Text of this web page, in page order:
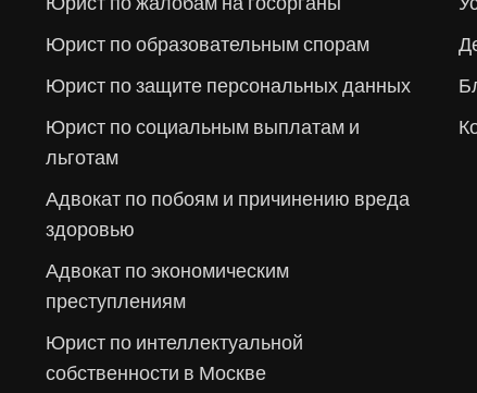
Юрист по образовательным спорам
Юрист по защите персональных данных
Юрист по социальным выплатам и
льготам
Адвокат по побоям и причинению вреда
здоровью
Адвокат по экономическим
преступлениям
Юрист по интеллектуальной
собственности в Москве